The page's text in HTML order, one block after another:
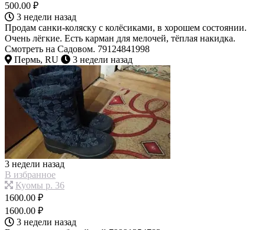
500.00 ₽
3 недели назад
Продам санки-коляску с колёсиками, в хорошем состоянии.
Очень лёгкие. Есть карман для мелочей, тёплая накидка.
Смотреть на Садовом. 79124841998
Пермь, RU
3 недели назад
3 недели назад
В избранное
Куомы р. 36
1600.00 ₽
1600.00 ₽
3 недели назад